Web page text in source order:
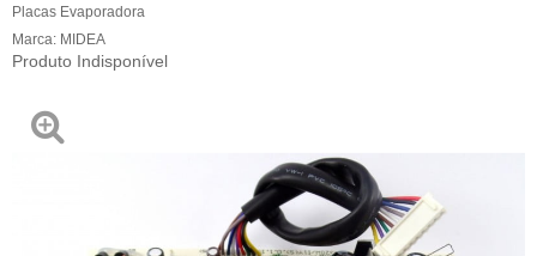
Placas Evaporadora
Marca: MIDEA
Produto Indisponível